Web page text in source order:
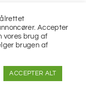
Accepter
vores brug af
brugen af
ACCEPTER ALT